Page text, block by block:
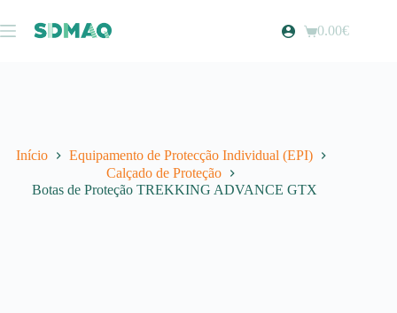
para
o
Carrinho
0.00€
Início
Equipamento de Protecção Individual (EPI)
Calçado de Proteção
Botas de Proteção TREKKING ADVANCE GTX